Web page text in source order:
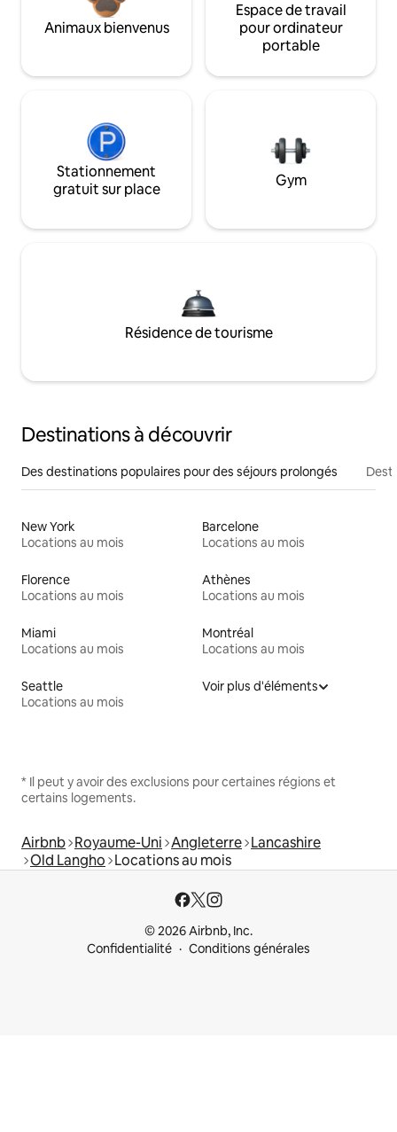
Animaux bienvenus
Espace de travail
pour ordinateur
portable
Stationnement
gratuit sur place
Gym
Résidence de tourisme
Destinations à découvrir
Des destinations populaires pour des séjours prolongés
New York
Locations au mois
Barcelone
Locations au mois
Florence
Locations au mois
Athènes
Locations au mois
Miami
Locations au mois
Montréal
Locations au mois
Seattle
Locations au mois
Voir plus d'éléments
* Il peut y avoir des exclusions pour certaines régions et
certains logements.
Airbnb Royaume-Uni Angleterre Lancashire
Old Langho Locations au mois
© 2026 Airbnb, Inc.
Confidentialité
Conditions générales